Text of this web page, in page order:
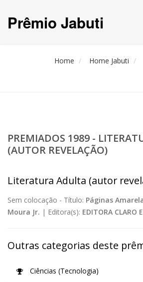
Prêmio Jabuti
Home Home Jabuti
PREMIADOS 1989 -
(AUTOR REVELAÇÃO)
Literatura Adulta (autor
Sem colocação - Título: Páginas
Moura Jr. | Editora(s): EDITORA CLARO
Outras categorias deste
Ciências (Tecnologia)